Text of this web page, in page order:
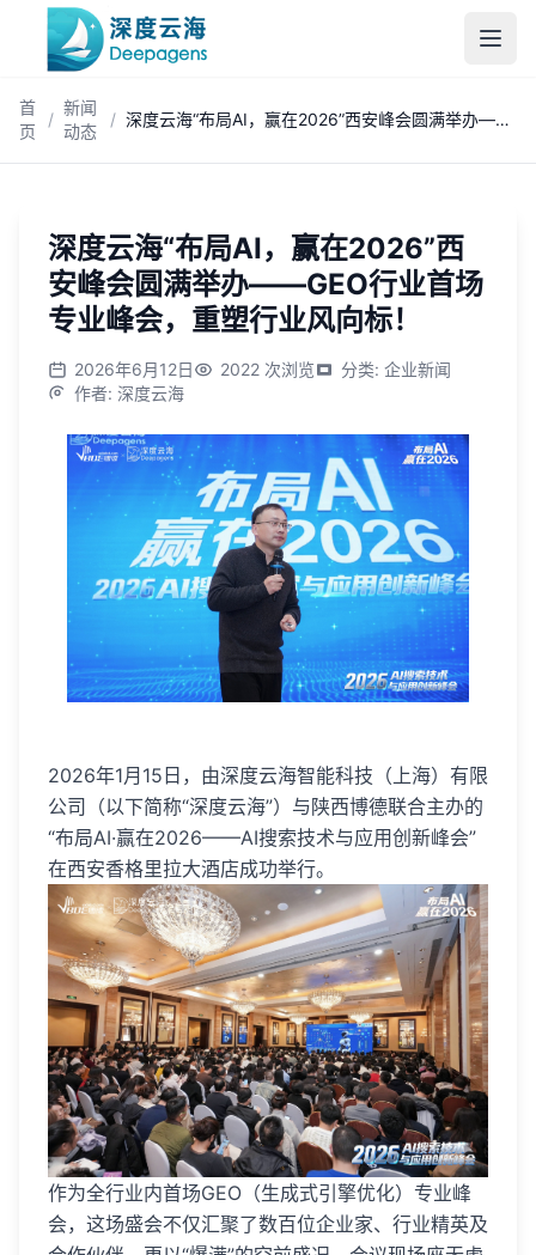
跳到主内容
首
页
/
新闻
动态
/ 深度云海“布局AI，赢在2026”西安峰会圆满举办——GEO行业首场专业峰会，重塑行业风向标！
深度云海“布局AI，赢在2026”西
安峰会圆满举办——GEO行业首场
专业峰会，重塑行业风向标！
2026年6月12日 2022 次浏览 分类: 企业新闻
作者: 深度云海
2026年1月15日，由深度云海智能科技（上海）有限
公司（以下简称“深度云海”）与陕西博德联合主办的
“布局AI·赢在2026——AI搜索技术与应用创新峰会”
在西安香格里拉大酒店成功举行。
作为全行业内首场GEO（生成式引擎优化）专业峰
会，这场盛会不仅汇聚了数百位企业家、行业精英及